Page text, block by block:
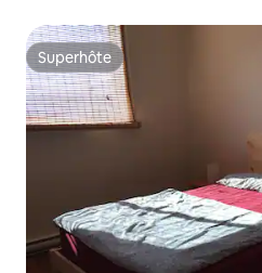
Superhôte
Superhôte